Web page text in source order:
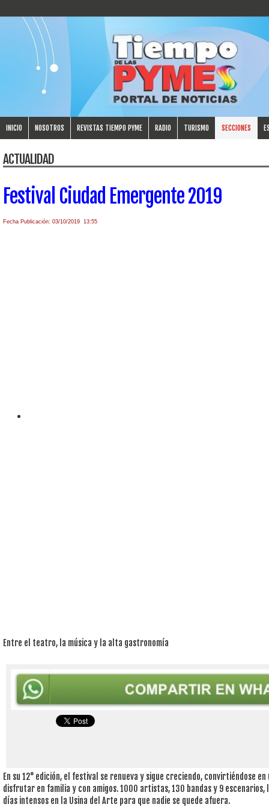
INICIO NOSOTROS REVISTAS TIEMPO PYME RADIO TURISMO SECCIONES
ACTUALIDAD
Festival Ciudad Emergente 2019
Fecha Publicación: 03/10/2019 13:55
Entre el teatro, la música y la alta gastronomía
En su 12° edición, el festival se renueva y sigue creciendo, convirtiéndose
disfrutar en familia y con amigos. 1000 artistas, 130 bandas y 9
días intensos en la Usina del Arte para que nadie se quede afuera.